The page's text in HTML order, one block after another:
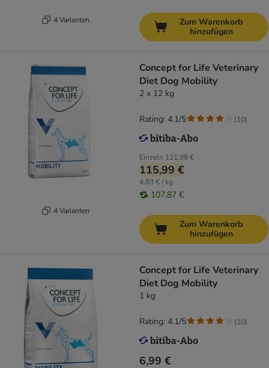
4 Varianten
Zum Warenkorb
hinzufügen
4 Varianten
Concept for Life Veterinary
Diet Dog Mobility
2 x 12 kg
Einzeln 121,98 €
115,99 €
4,83 € / kg
107,87 €
Rating: 4.1/5 (10)
Zum Warenkorb
hinzufügen
Concept for Life Veterinary
Diet Dog Mobility
1 kg
6,99 €
Rating: 4.1/5 (10)